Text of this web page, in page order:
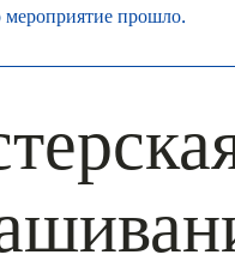
мероприятие прошло.